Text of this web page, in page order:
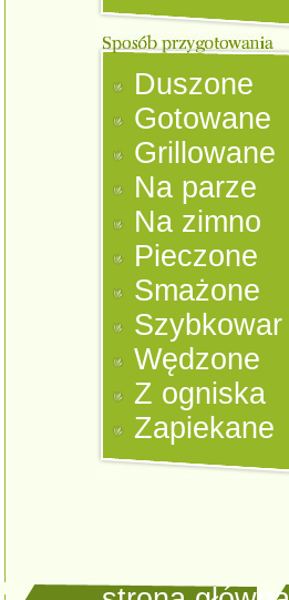
Duszone
Gotowane
Grillowane
Na parze
Na zimno
Pieczone
Smażone
Szybkowar
Wędzone
Z ogniska
Zapiekane